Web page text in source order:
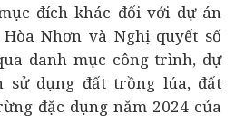
đích khác đối với dự án
Nhơn và Nghị quyết số
danh mục công trình, dự
sử dụng đất trồng lúa, đất
đặc dụng năm 2024 của